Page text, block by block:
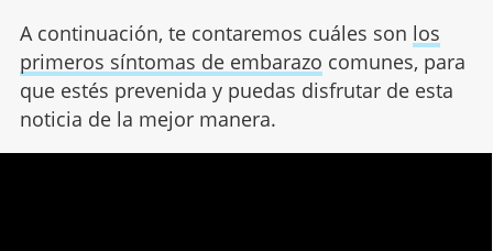
A continuación, te contaremos cuáles son los
primeros síntomas de embarazo comunes, para
que estés prevenida y puedas disfrutar de esta
noticia de la mejor manera.